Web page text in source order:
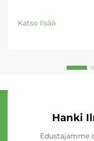
Katso lisää
Hanki
Edustajamme